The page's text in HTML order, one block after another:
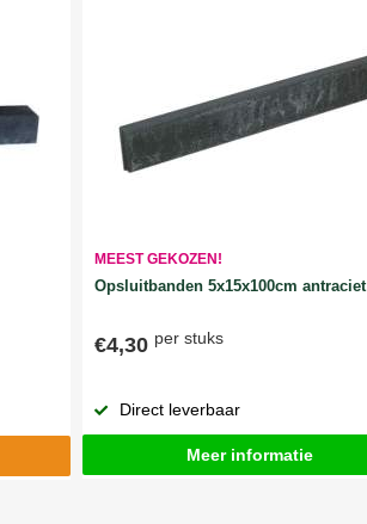
MEEST GEKOZEN!
Opsluitbanden 5x15x100cm antraciet
€4,30 per stuks
Direct leverbaar
Meer informatie